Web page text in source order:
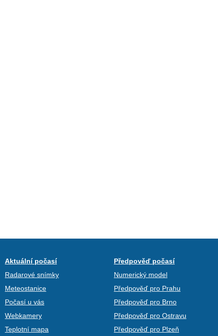
Aktuální počasí
Radarové snímky
Meteostanice
Počasí u vás
Webkamery
Teplotní mapa
Předpověď počasí
Numerický model
Předpověď pro Prahu
Předpověď pro Brno
Předpověď pro Ostravu
Předpověď pro Plzeň